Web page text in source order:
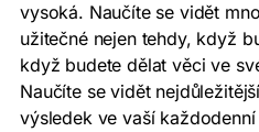
vysoká. Naučíte se vidět
užitečné nejen tehdy, když
když budete dělat věci ve
Naučíte se vidět
výsledek ve vaší